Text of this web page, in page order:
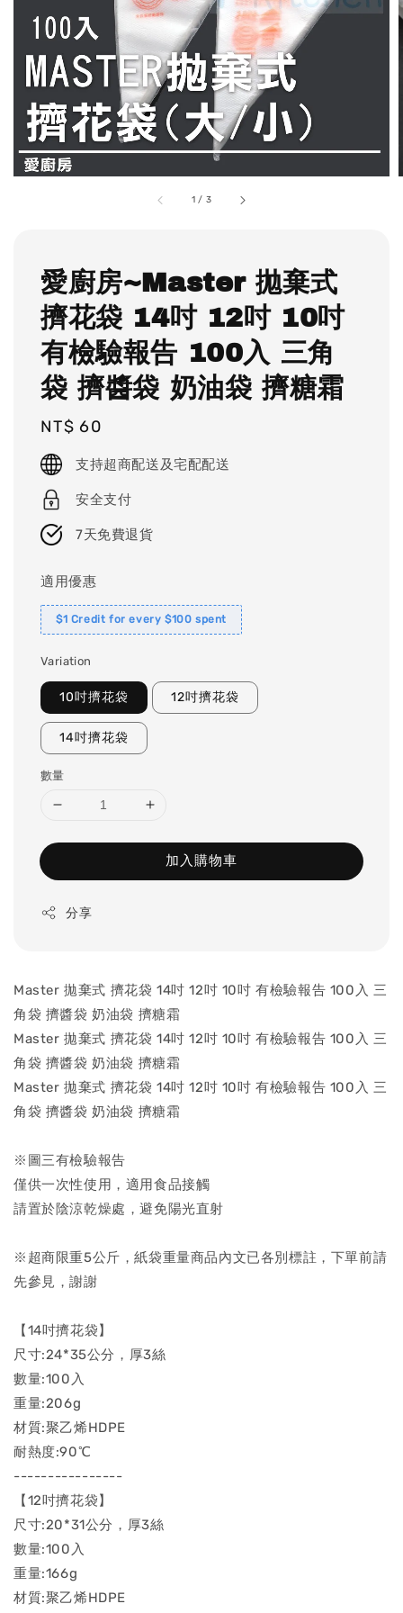
1 / 3
愛廚房~Master 拋棄式
擠花袋 14吋 12吋 10吋
有檢驗報告 100入 三角
袋 擠醬袋 奶油袋 擠糖霜
Regular
price
NT$ 60
支持超商配送及宅配配送
安全支付
7天免費退貨
適用優惠
$1 Credit for every $100 spent
Variation
10吋擠花袋 12吋擠花袋
14吋擠花袋
數量
加入購物車
分享
Master 拋棄式 擠花袋 14吋 12吋 10吋 有檢驗報告 100入 三
角袋 擠醬袋 奶油袋 擠糖霜
Master 拋棄式 擠花袋 14吋 12吋 10吋 有檢驗報告 100入 三
角袋 擠醬袋 奶油袋 擠糖霜
Master 拋棄式 擠花袋 14吋 12吋 10吋 有檢驗報告 100入 三
角袋 擠醬袋 奶油袋 擠糖霜
※圖三有檢驗報告
僅供一次性使用，適用食品接觸
請置於陰涼乾燥處，避免陽光直射
※超商限重5公斤，紙袋重量商品內文已各別標註，下單前請
先參見，謝謝
【14吋擠花袋】
尺寸:24*35公分，厚3絲
數量:100入
重量:206g
材質:聚乙烯HDPE
耐熱度:90℃
----------------
【12吋擠花袋】
尺寸:20*31公分，厚3絲
數量:100入
重量:166g
材質:聚乙烯HDPE